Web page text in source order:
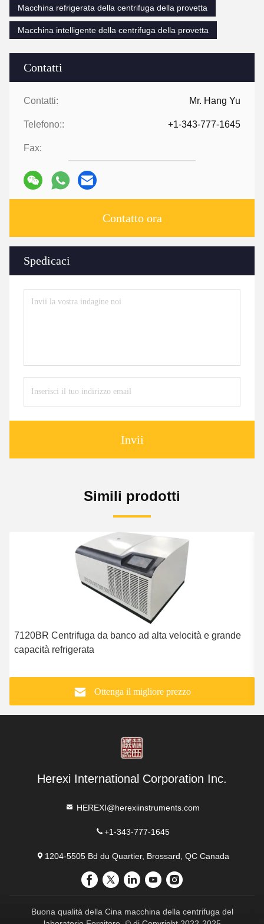
Contatti
Contatti: Mr. Hang Yu
Telefono:: +1-343-777-1645
Fax:
Contatto ora
Spedicaci
Invii
Macchina refrigerata della centrifuga della provetta
Macchina intelligente della centrifuga della provetta
Simili prodotti
7120BR Centrifuga da banco ad alta velocità e grande
capacità refrigerata
Ottenga il migliore prezzo
Herexi International Corporation Inc.
HEREXI@herexiinstruments.com
+1-343-777-1645
1204-5505 Bd du Quartier, Brossard, QC Canada
Buona qualità della Cina macchina della centrifuga del